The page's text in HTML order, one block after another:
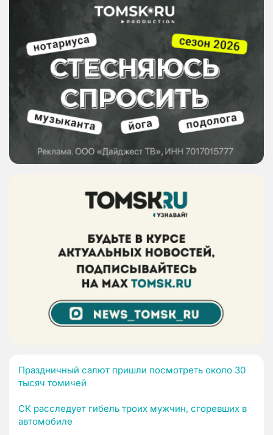
Праздничный салют пришли посмотреть около 30
тысяч томичей
СК расследует гибель троих мужчин, сгоревших в
автомобиле